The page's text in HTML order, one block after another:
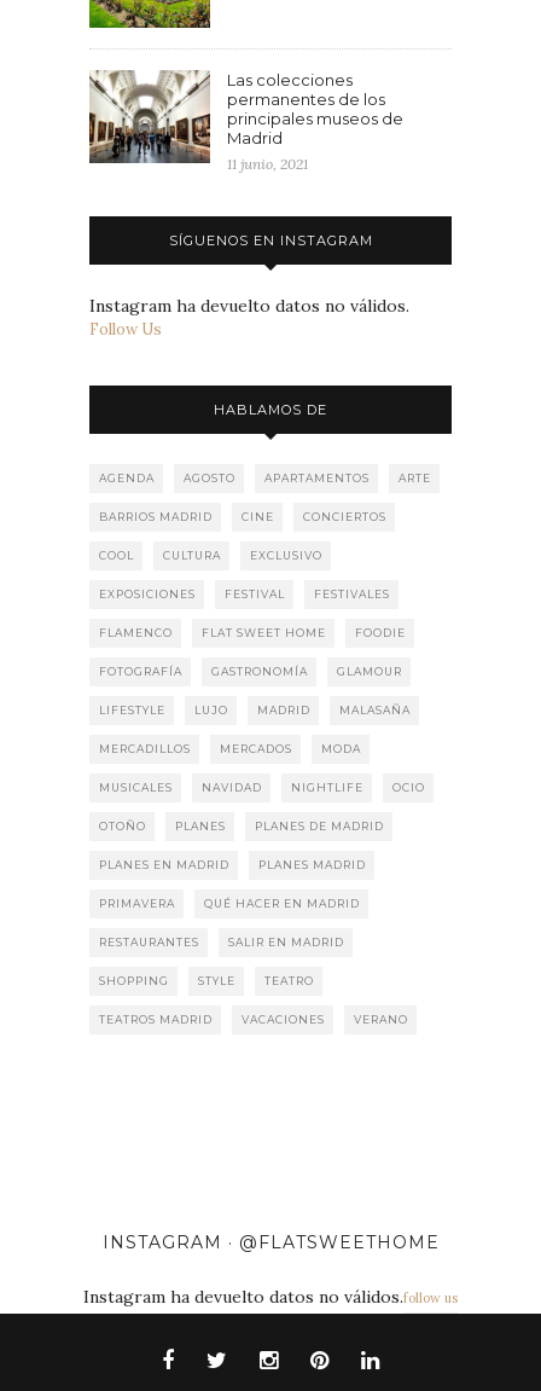
Las colecciones
permanentes de los
principales museos de
Madrid
11 junio, 2021
SÍGUENOS EN INSTAGRAM
Instagram ha devuelto datos no válidos.
Follow Us
HABLAMOS DE
AGENDA AGOSTO APARTAMENTOS ARTE
BARRIOS MADRID CINE CONCIERTOS
COOL CULTURA EXCLUSIVO
EXPOSICIONES FESTIVAL FESTIVALES
FLAMENCO FLAT SWEET HOME FOODIE
FOTOGRAFÍA GASTRONOMÍA GLAMOUR
LIFESTYLE LUJO MADRID MALASAÑA
MERCADILLOS MERCADOS MODA
MUSICALES NAVIDAD NIGHTLIFE OCIO
OTOÑO PLANES PLANES DE MADRID
PLANES EN MADRID PLANES MADRID
PRIMAVERA QUÉ HACER EN MADRID
RESTAURANTES SALIR EN MADRID
SHOPPING STYLE TEATRO
TEATROS MADRID VACACIONES VERANO
INSTAGRAM · @FLATSWEETHOME
Instagram ha devuelto datos no válidos.follow us